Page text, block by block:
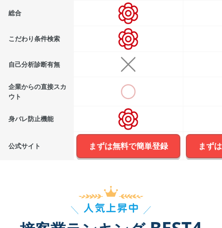
総合
こだわり条件検索
自己分析診断有無
企業からの直接スカ
ウト
身バレ防止機能
公式サイト まずは無料で簡単登録 まず